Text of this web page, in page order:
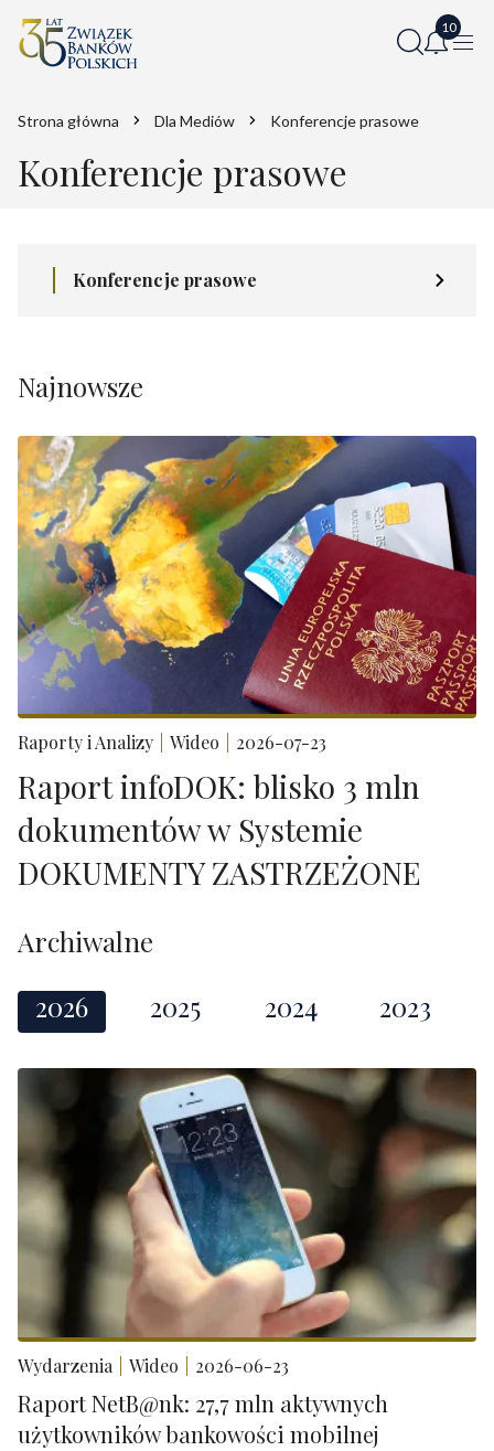
Strona główna Dla Mediów Konferencje prasowe
Konferencje prasowe
Konferencje prasowe
Najnowsze
Raporty i Analizy Wideo 2026-07-23
Raport infoDOK: blisko 3 mln
dokumentów w Systemie
DOKUMENTY ZASTRZEŻONE
Archiwalne
2026
2025 2024 2023
Wydarzenia Wideo 2026-06-23
Raport NetB@nk: 27,7 mln aktywnych
użytkowników bankowości mobilnej